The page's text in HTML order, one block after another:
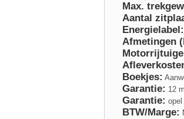
Max.
Aantal
Energielabel:
Afmetingen
Boekjes:
Garantie: 12
Garantie:
BTW/Marge: